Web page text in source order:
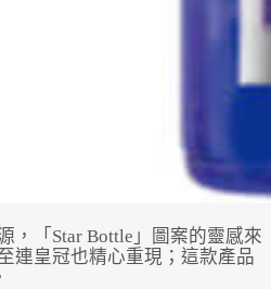
，「Star Bottle」圖案的靈感來
連皇冠也精心重現；這款產品